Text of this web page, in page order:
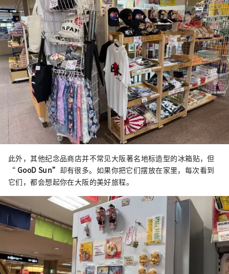
此外，其他纪念品商店并不常见大阪著名地标造型的冰箱贴，但
“ GooD Sun” 却有很多。如果你把它们摆放在家里，每次看到
它们，都会想起你在大阪的美好旅程。